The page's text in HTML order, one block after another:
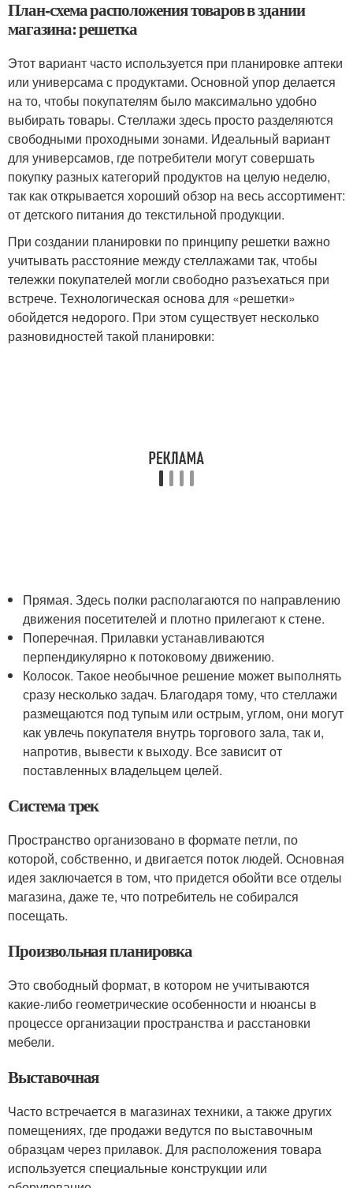
План-схема расположения товаров в здании
магазина: решетка
Этот вариант часто используется при планировке аптеки
или универсама с продуктами. Основной упор делается
на то, чтобы покупателям было максимально удобно
выбирать товары. Стеллажи здесь просто разделяются
свободными проходными зонами. Идеальный вариант
для универсамов, где потребители могут совершать
покупку разных категорий продуктов на целую неделю,
так как открывается хороший обзор на весь ассортимент:
от детского питания до текстильной продукции.
При создании планировки по принципу решетки важно
учитывать расстояние между стеллажами так, чтобы
тележки покупателей могли свободно разъехаться при
встрече. Технологическая основа для «решетки»
обойдется недорого. При этом существует несколько
разновидностей такой планировки:
Прямая. Здесь полки располагаются по направлению
движения посетителей и плотно прилегают к стене.
Поперечная. Прилавки устанавливаются
перпендикулярно к потоковому движению.
Колосок. Такое необычное решение может выполнять
сразу несколько задач. Благодаря тому, что стеллажи
размещаются под тупым или острым, углом, они могут
как увлечь покупателя внутрь торгового зала, так и,
напротив, вывести к выходу. Все зависит от
поставленных владельцем целей.
Система трек
Пространство организовано в формате петли, по
которой, собственно, и двигается поток людей. Основная
идея заключается в том, что придется обойти все отделы
магазина, даже те, что потребитель не собирался
посещать.
Произвольная планировка
Это свободный формат, в котором не учитываются
какие-либо геометрические особенности и нюансы в
процессе организации пространства и расстановки
мебели.
Выставочная
Часто встречается в магазинах техники, а также других
помещениях, где продажи ведутся по выставочным
образцам через прилавок. Для расположения товара
используется специальные конструкции или